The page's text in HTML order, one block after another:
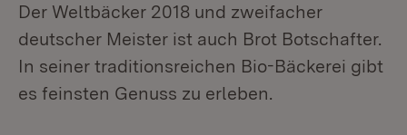
Der Weltbäcker 2018 und zweifacher
deutscher Meister ist auch Brot Botschafter.
In seiner traditionsreichen Bio-Bäckerei gibt
es feinsten Genuss zu erleben.